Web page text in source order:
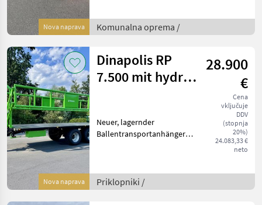
Nova naprava
Seitenverstellung ± 30° -
Dreipunkt KAT II -
hydr.
Komunalna oprema /
Nova naprava
Dinapolis RP
7.500 mit hydr.
28.900
€
Cena
vključuje
DDV
(stopnja
20%)
24.083,33 €
neto
Neuer, lagernder
Ballentransportanhänger
Länge Plattform 7500 mm,
Gesamtlänge 9.100mm,
Priklopniki /